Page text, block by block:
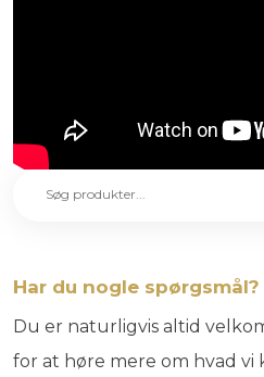
Har du nogle spørgsmål?
Du er naturligvis altid
for at høre mere om hvad vi